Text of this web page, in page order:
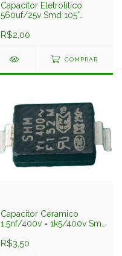
Capacitor Eletrolitico
560uf/25v Smd 105°
R$2,00
COMPRAR
Capacitor Ceramico
1,5nf/400v = 1k5/400v Smd
Ccf152m3225y5vgytv
R$3,50